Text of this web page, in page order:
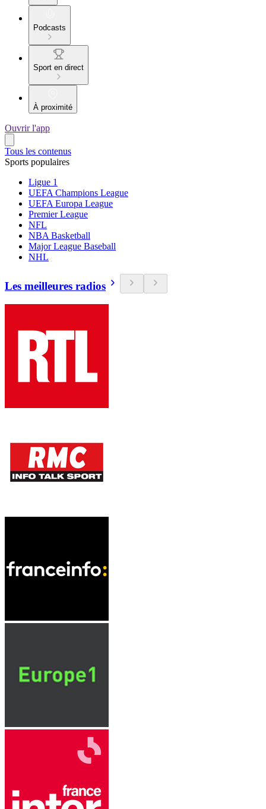
Podcasts
Sport en direct
À proximité
Ouvrir l'app
Tous les contenus
Sports populaires
Ligue 1
UEFA Champions League
UEFA Europa League
Premier League
NFL
NBA Basketball
Major League Baseball
NHL
Les meilleures radios